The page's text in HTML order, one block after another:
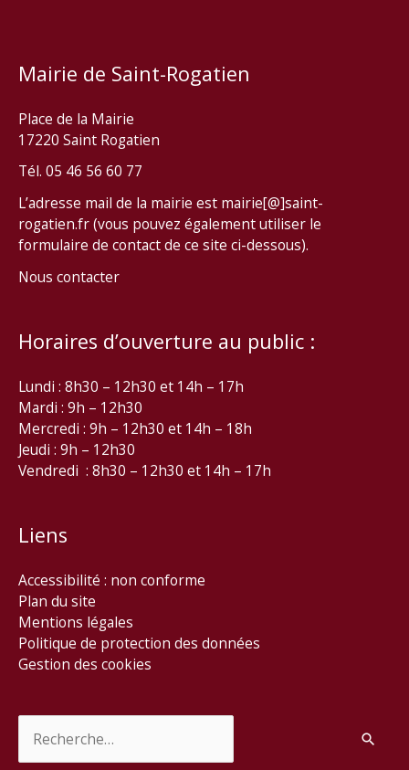
Mairie de Saint-Rogatien
Place de la Mairie
17220 Saint Rogatien
Tél. 05 46 56 60 77
L’adresse mail de la mairie est mairie[@]saint-
rogatien.fr (vous pouvez également utiliser le
formulaire de contact de ce site ci-dessous).
Nous contacter
Horaires d’ouverture au public :
Lundi : 8h30 – 12h30 et 14h – 17h
Mardi : 9h – 12h30
Mercredi : 9h – 12h30 et 14h – 18h
Jeudi : 9h – 12h30
Vendredi : 8h30 – 12h30 et 14h – 17h
Liens
Accessibilité : non conforme
Plan du site
Mentions légales
Politique de protection des données
Gestion des cookies